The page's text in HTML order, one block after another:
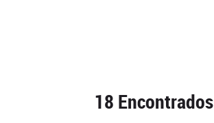
18 Encontrados